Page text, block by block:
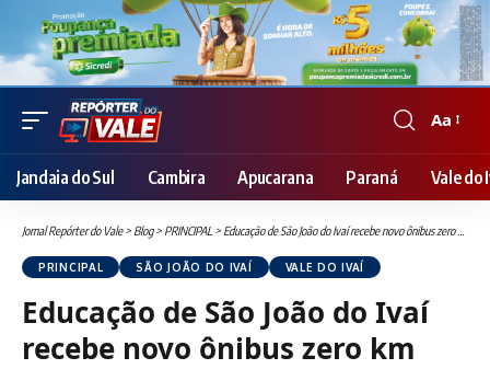
Font
Resizer
Aa
Jandaia do Sul Cambira Apucarana Paraná Vale do
Jornal Repórter do Vale> Blog> PRINCIPAL > Educação de São João do Ivaí recebe novo ônibus zero km
PRINCIPAL SÃO JOÃO DO IVAÍ VALE DO IVAÍ
Educação de São João do Ivaí
recebe novo ônibus zero km